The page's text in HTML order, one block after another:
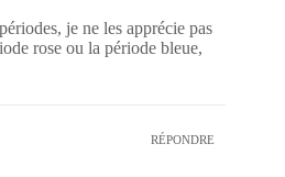
je ne les apprécie pas
rose ou la période bleue,
RÉPONDRE